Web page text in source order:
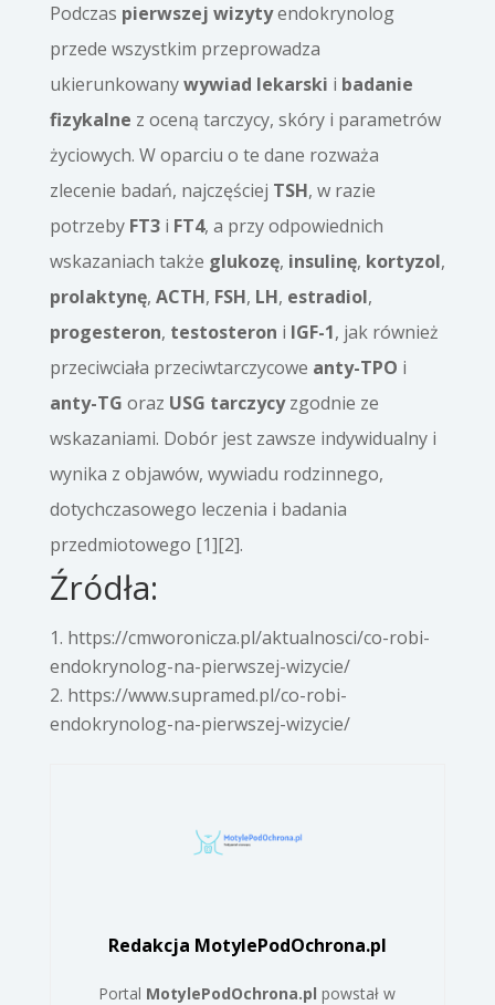
Podczas pierwszej wizytyendokrynolog
przede wszystkim przeprowadza
ukierunkowanywywiad lekarski i badanie
fizykalne z oceną tarczycy, skóry i parametrów
życiowych. W oparciu o te dane rozważa
zlecenie badań, najczęściej TSH, w razie
potrzeby FT3i FT4, a przy odpowiednich
wskazaniach także glukozę, insulinę, kortyzol,
prolaktynę, ACTH, FSH, LH, estradiol,
progesteron, testosteron i IGF-1, jak również
przeciwciała przeciwtarczycowe anty-TPO i
anty-TG oraz USG tarczycyzgodnie ze
wskazaniami. Dobór jest zawsze indywidualny i
wynika z objawów, wywiadu rodzinnego,
dotychczasowego leczenia i badania
przedmiotowego [1][2].
Źródła:
https://cmworonicza.pl/aktualnosci/co-robi-
endokrynolog-na-pierwszej-wizycie/
https://www.supramed.pl/co-robi-
endokrynolog-na-pierwszej-wizycie/
Redakcja MotylePodOchrona.pl
Portal MotylePodOchrona.pl powstał w